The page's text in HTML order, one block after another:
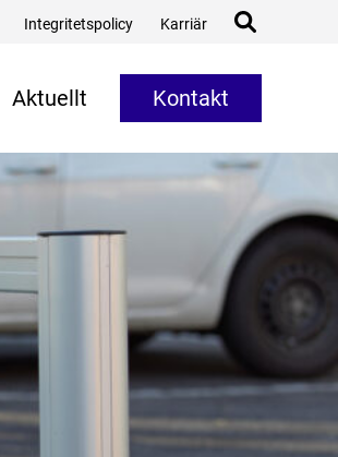
Integritetspolicy Karriär
Aktuellt Kontakt